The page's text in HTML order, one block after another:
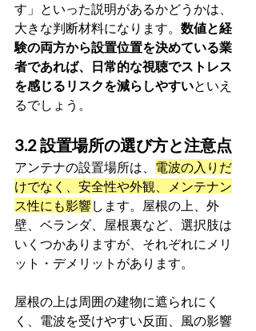
す」といった説明があるかどうかは、
大きな判断材料になります。 数値と経
験の両方から設置位置を決めている業
者であれば、日常的な視聴でストレス
を感じるリスクを減らしやすいといえ
るでしょう。
3.2 設置場所の選び方と注意点
アンテナの設置場所は、 電波の入りだ
けでなく、安全性や外観、メンテナン
ス性にも影響します。屋根の上、外
壁、ベランダ、屋根裏など、選択肢は
いくつかありますが、それぞれにメリ
ット・デメリットがあります。
屋根の上は周囲の建物に遮られにく
く、電波を受けやすい反面、風の影響